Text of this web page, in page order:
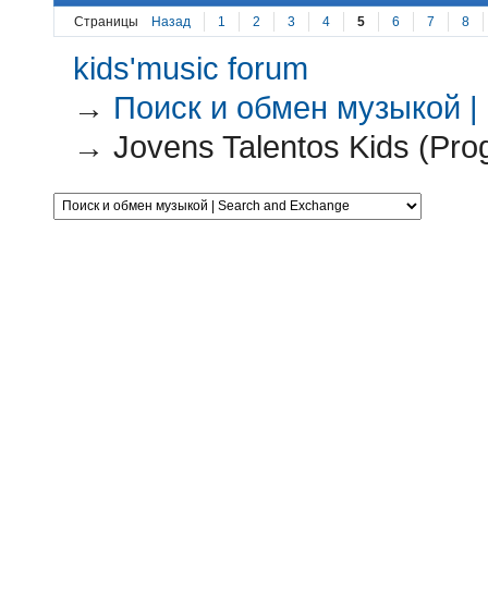
Страницы Назад 1 2 3 4 5 6 7 8
kids'music forum
→ Поиск и обмен музыкой
→Jovens Talentos Kids